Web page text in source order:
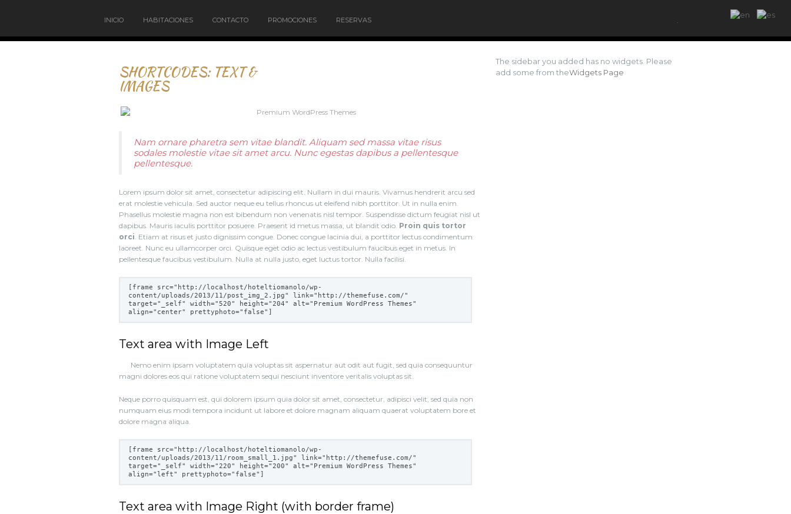
.
INICIO HABITACIONES CONTACTO PROMOCIONES RESERVAS
SHORTCODES: TEXT &
IMAGES
Nam ornare pharetra sem vitae blandit. Aliquam sed massa vitae risus
sodales molestie vitae sit amet arcu. Nunc egestas dapibus a pellentesque
pellentesque.
Lorem ipsum dolor sit amet, consectetur adipiscing elit. Nullam in dui mauris. Vivamus hendrerit arcu sed
erat molestie vehicula. Sed auctor neque eu tellus rhoncus ut eleifend nibh porttitor. Ut in nulla enim.
Phasellus molestie magna non est bibendum non venenatis nisl tempor. Suspendisse dictum feugiat nisl ut
dapibus. Mauris iaculis porttitor posuere. Praesent id metus massa, ut blandit odio. Proin quis tortor
orci. Etiam at risus et justo dignissim congue. Donec congue lacinia dui, a porttitor lectus condimentum
laoreet. Nunc eu ullamcorper orci. Quisque eget odio ac lectus vestibulum faucibus eget in metus. In
pellentesque faucibus vestibulum. Nulla at nulla justo, eget luctus tortor. Nulla facilisi.
[frame src=" http://localhost/hoteltiomanolo/wp-
content/uploads/2013/11/post_img_2.jpg" link=" http://themefuse.com/"
target="_self" width="520" height="204" alt="Premium WordPress Themes"
align="center" prettyphoto="false"]
Text area with Image Left
Nemo enim ipsam voluptatem quia voluptas sit aspernatur aut odit aut fugit, sed quia consequuntur
magni dolores eos qui ratione voluptatem sequi nesciunt inventore veritalis voluptas sit.
Neque porro quisquam est, qui dolorem ipsum quia dolor sit amet, consectetur, adipisci velit, sed quia non
numquam eius modi tempora incidunt ut labore et dolore magnam aliquam quaerat voluptatem bore et
dolore magna aliqua.
[frame src=" http://localhost/hoteltiomanolo/wp-
content/uploads/2013/11/room_small_1.jpg" link=" http://themefuse.com/"
target="_self" width="220" height="200" alt="Premium WordPress Themes"
align="left" prettyphoto="false"]
Text area with Image Right (with border frame)
The sidebar you added has no widgets. Please
add some from theWidgets Page